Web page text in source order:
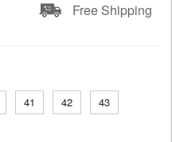
Free Shipping
41 42 43